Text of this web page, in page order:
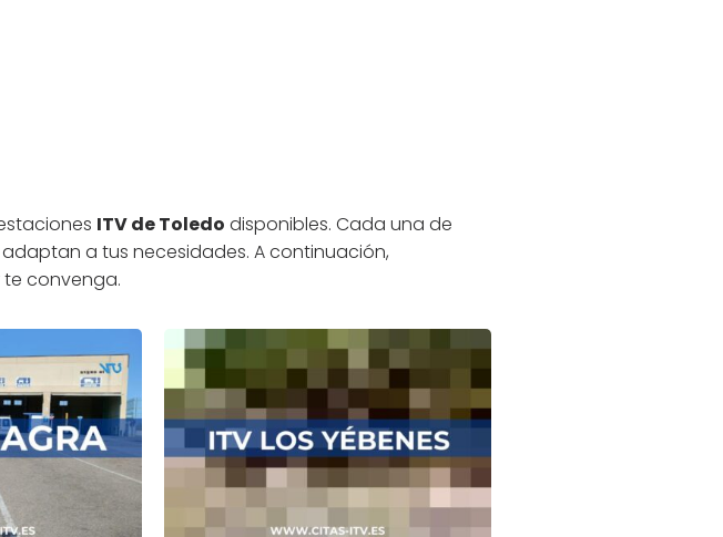
ITV de Toledo disponibles. Cada una de
a tus necesidades. A continuación,
convenga.